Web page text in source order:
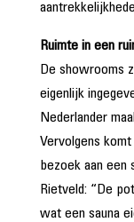
Ruimte in een
De showrooms
eigenlijk
Nederlander
Vervolgens
bezoek aan
Rietveld: “De
wat een sauna